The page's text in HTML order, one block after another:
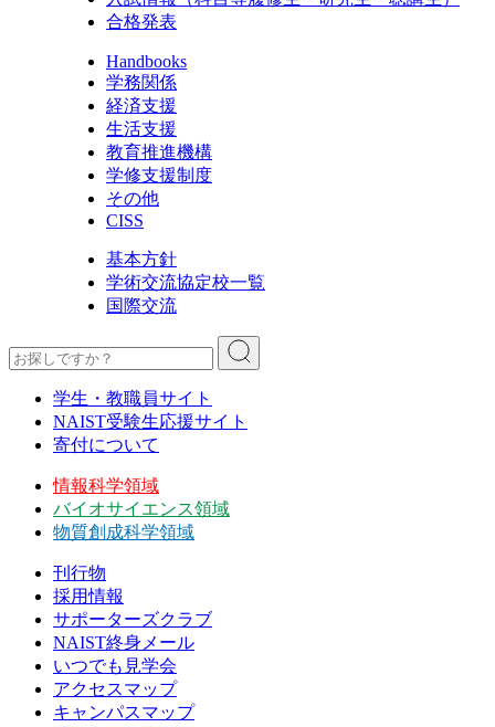
合格発表
Handbooks
学務関係
経済支援
生活支援
教育推進機構
学修支援制度
その他
CISS
基本方針
学術交流協定校一覧
国際交流
学生・教職員サイト
NAIST受験生応援サイト
寄付について
情報科学領域
バイオサイエンス領域
物質創成科学領域
刊行物
採用情報
サポーターズクラブ
NAIST終身メール
いつでも見学会
アクセスマップ
キャンパスマップ